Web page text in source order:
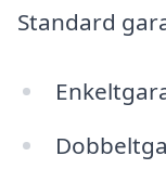
Standard